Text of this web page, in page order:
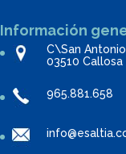
Información
C\San
03510 Callosa
965.881.658